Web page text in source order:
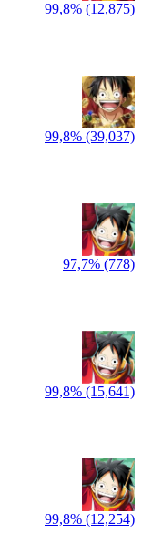
99,8% (12,875)
99,8% (39,037)
97,7% (778)
99,8% (15,641)
99,8% (12,254)